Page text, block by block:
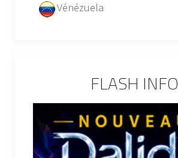
Vénézuela
FLASH INFO